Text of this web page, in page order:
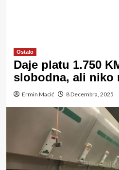
Ostalo
Daje platu 1.750
slobodna, ali niko
Ermin Macić 8 Decembra, 2025